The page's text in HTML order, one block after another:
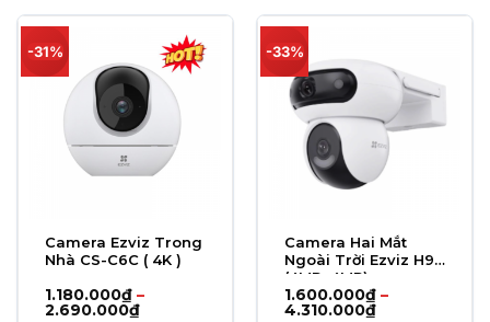
đến
4.650.000₫
-31%
Camera Ezviz Trong
Nhà CS-C6C ( 4K )
1.180.000₫ –
2.690.000₫Khoảng
-33%
Camera Hai Mắt
Ngoài Trời Ezviz H90
(4MP+4MP)
1.600.000₫ –
4.310.000₫Khoảng